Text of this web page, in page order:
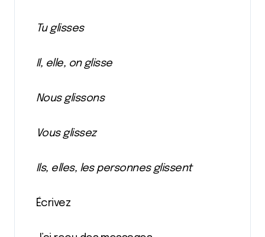
Tu glisses
Il, elle, on glisse
Nous glissons
Vous glissez
Ils, elles, les personnes glissent
Écrivez